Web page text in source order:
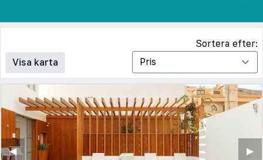
Visa karta
Sortera efter:
▶︎
◀︎